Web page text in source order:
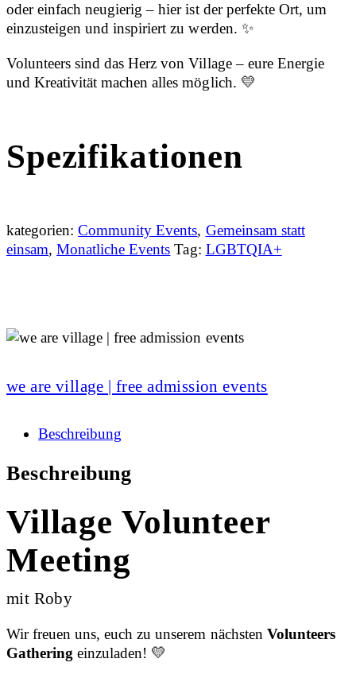
oder einfach neugierig – hier ist der perfekte Ort, um
einzusteigen und inspiriert zu werden. ✨
Volunteers sind das Herz von Village – eure Energie
und Kreativität machen alles möglich. 💛
Spezifikationen
kategorien: Community Events, Gemeinsam statt
einsam,Monatliche Events Tag: LGBTQIA+
we are village | free admission events
Beschreibung
Beschreibung
Village Volunteer
Meeting
mit Roby
Wir freuen uns, euch zu unserem nächsten Volunteers
Gathering einzuladen! 💛